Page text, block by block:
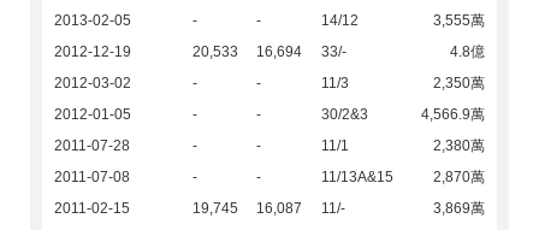
2013-02-05
- - 14/12
3,555萬
2012-12-19
20,533 16,694 33/-
4.8億
2012-03-02
- - 11/3
2,350萬
2012-01-05
- - 30/2&3
4,566.9萬
2011-07-28
- - 11/1
2,380萬
2011-07-08
- - 11/13A&15
2,870萬
2011-02-15
19,745 16,087 11/-
3,869萬